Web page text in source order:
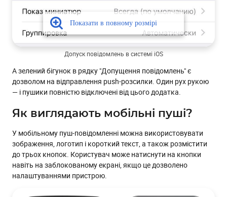
Допуск повідомлень в системі iOS
А зелений бігунок в рядку "Допущення повідомлень" є
дозволом на відправлення push-розсилки. Один рух рукою
— і пушики повністю відключені від цього додатка.
Як виглядають мобільні пуші?
У мобільному пуш-повідомленні можна використовувати
зображення, логотип і короткий текст, а також розмістити
до трьох кнопок. Користувач може натиснути на кнопки
навіть на заблокованому екрані, якщо це дозволено
налаштуваннями пристрою.